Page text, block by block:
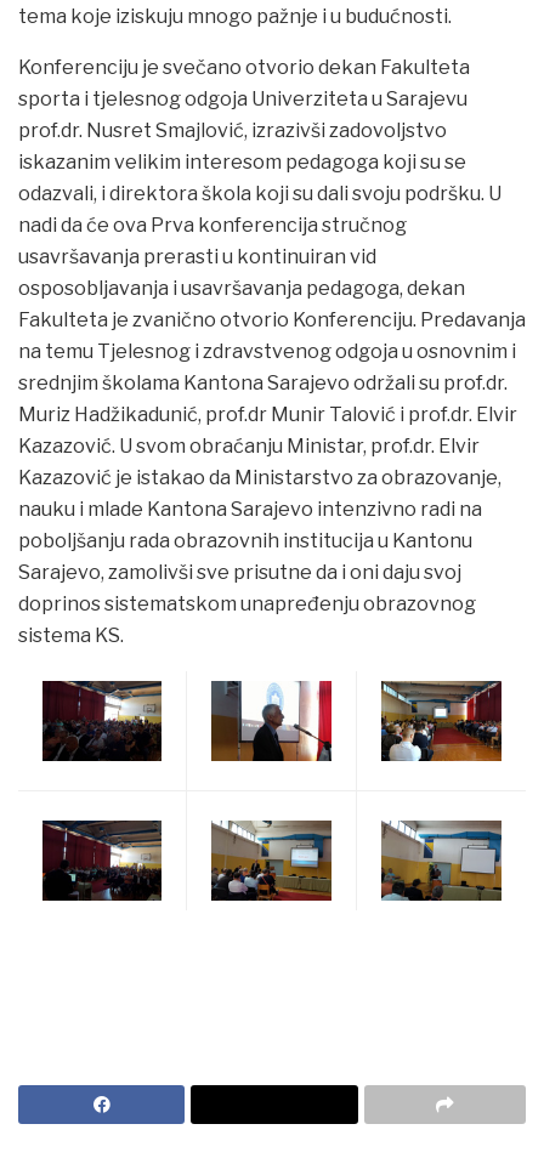
tema koje iziskuju mnogo pažnje i u budućnosti.
Konferenciju je svečano otvorio dekan Fakulteta
sporta i tjelesnog odgoja Univerziteta u Sarajevu
prof.dr. Nusret Smajlović, izrazivši zadovoljstvo
iskazanim velikim interesom pedagoga koji su se
odazvali, i direktora škola koji su dali svoju podršku. U
nadi da će ova Prva konferencija stručnog
usavršavanja prerasti u kontinuiran vid
osposobljavanja i usavršavanja pedagoga, dekan
Fakulteta je zvanično otvorio Konferenciju. Predavanja
na temu Tjelesnog i zdravstvenog odgoja u osnovnim i
srednjim školama Kantona Sarajevo održali su prof.dr.
Muriz Hadžikadunić, prof.dr Munir Talović i prof.dr. Elvir
Kazazović. U svom obraćanju Ministar, prof.dr. Elvir
Kazazović je istakao da Ministarstvo za obrazovanje,
nauku i mlade Kantona Sarajevo intenzivno radi na
poboljšanju rada obrazovnih institucija u Kantonu
Sarajevo, zamolivši sve prisutne da i oni daju svoj
doprinos sistematskom unapređenju obrazovnog
sistema KS.